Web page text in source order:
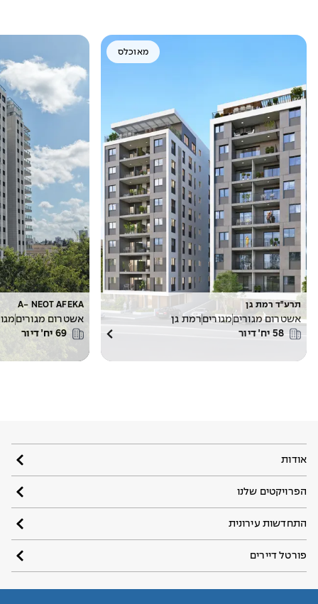
מאוכלס
תרע"ד רמת גן
אשטרום מגוריםמגורים רמת גן
58 יח׳ דיור
A- NEOT AFEKA
אשטרום מגורים
69 יח׳ דיור
אודות
הפרויקטים שלנו
התחדשות עירונית
פורטל דיירים